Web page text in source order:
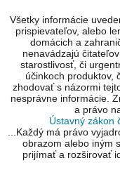
Všetky informácie
prispievateľov, alebo
domácich a
nenavádzajú
starostlivosť, či
účinkoch produktov,
zhodovať s názormi
nesprávne informácie.
a právo
Ústavný zákon
...Každý má právo
obrazom alebo iným
prijímať a rozširovať